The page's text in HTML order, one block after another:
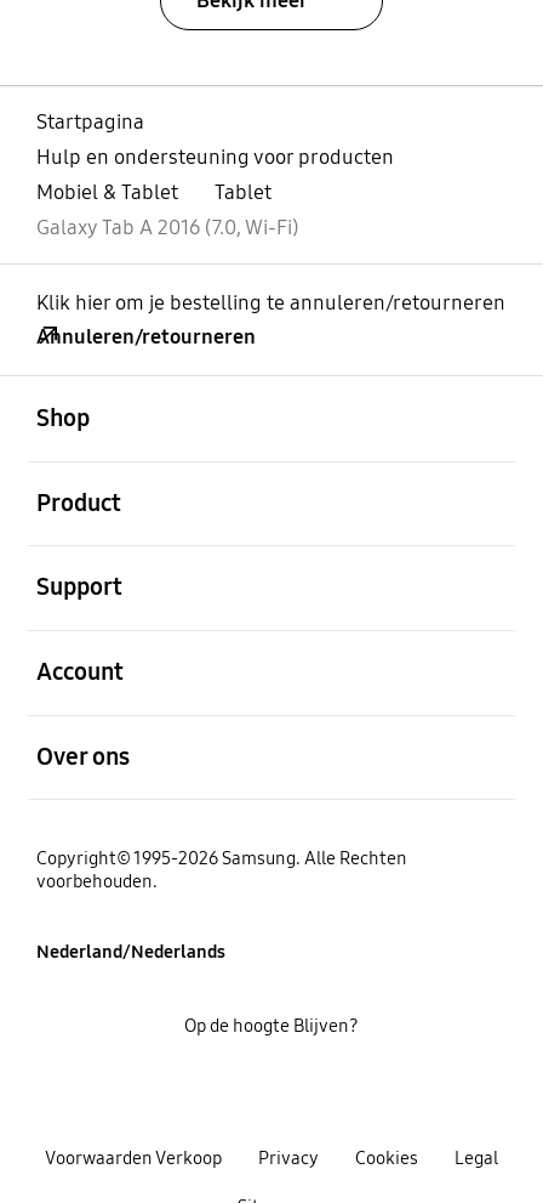
Startpagina
Hulp en ondersteuning voor producten
Mobiel & Tablet
Tablet
Galaxy Tab A 2016 (7.0, Wi-Fi)
Klik hier om je bestelling te annuleren/retourneren
Annuleren/retourneren
Shop
Product
Support
Account
Over ons
Copyright© 1995-2026 Samsung. Alle Rechten
voorbehouden.
Nederland/Nederlands
Voorwaarden Verkoop Privacy Cookies Legal
Op de hoogte Blijven?